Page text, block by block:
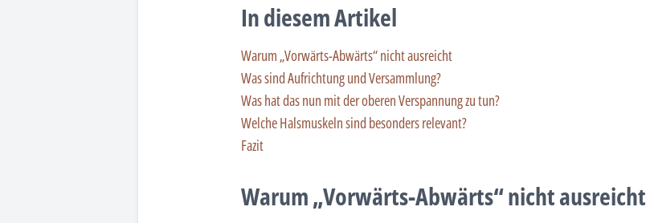
In diesem Artikel
Warum „Vorwärts-Abwärts“ nicht ausreicht
Was sind Aufrichtung und Versammlung?
Was hat das nun mit der oberen Verspannung zu tun?
Welche Halsmuskeln sind besonders relevant?
Fazit
Warum „Vorwärts-Abwärts“ nicht ausreicht